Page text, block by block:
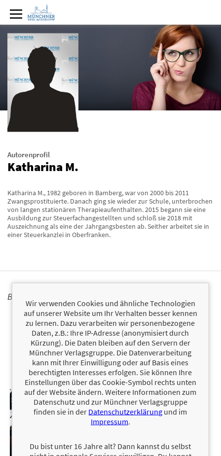
Autorenprofil
Katharina M.
Katharina M., 1982 geboren in Bamberg, war von 2000 bis 2011
Zwangsprostituierte. Danach ging sie wieder zur Schule, unterbrochen
von langen stationären Therapieaufenthalten. 2015 begann sie eine
Ausbildung zur Steuerfachangestellten und schloß sie 2018 mit
Auszeichnung als eine der Jahrgangsbesten ab. Seither arbeitet sie in
einer Steuerkanzlei in Oberfranken.
BÜCHER
Wir verwenden Cookies und ähnliche Technologien
auf unserer Website um Ihr Verhalten besser kennen
zu lernen. Dazu verarbeiten wir personenbezogene
Daten, z.B.: Ihre IP-Adresse (anonymisiert durch
Kürzung). Die Daten bleiben auf den Servern der
Münchner Verlagsgruppe. Die Datenverarbeitung
kann mit Ihrer Einwilligung oder auf Basis eines
berechtigten Interesses erfolgen. Sie können Ihre
Einstellungen über das Cookie-Symbol rechts unten
auf der Website ändern. Weitere Informationen zum
Datenschutz und zur Münchner Verlagsgruppe
finden sie in der Datenschutzerklärung und im
Impressum.
Du bist unter 16 Jahre alt? Dann kannst du selbst